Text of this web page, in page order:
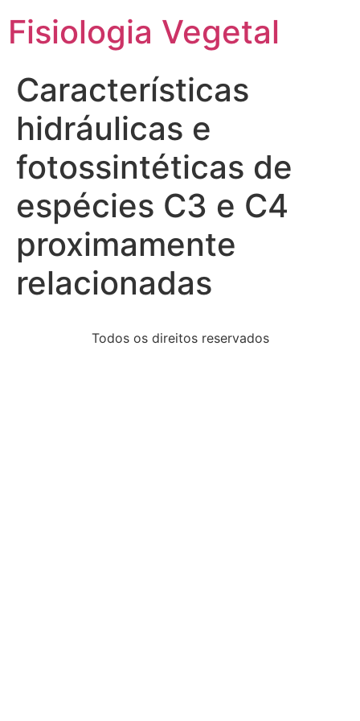
Fisiologia Vegetal
Características
hidráulicas e
fotossintéticas de
espécies C3 e C4
proximamente
relacionadas
Todos os direitos reservados